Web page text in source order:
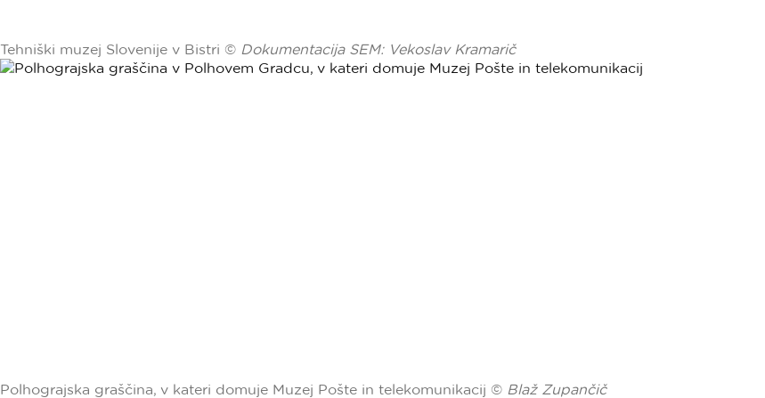
Tehniški muzej Slovenije v Bistri © Dokumentacija SEM: Vekoslav Kramarič
Polhograjska graščina, v kateri domuje Muzej Pošte in telekomunikacij © Blaž Zupančič